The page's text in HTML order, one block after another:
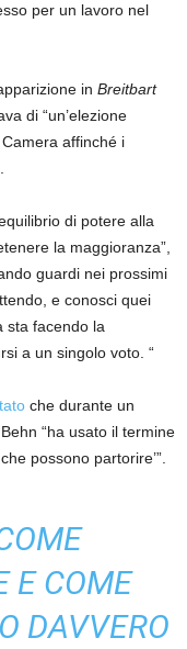
per un lavoro nel
in Breitbart
di “un’elezione
affinché i
di potere alla
la maggioranza”,
guardi nei prossimi
e conosci quei
sta facendo la
a un singolo voto. “
che durante un
“ha usato il termine
possono partorire’”.
E COME
DAVVERO